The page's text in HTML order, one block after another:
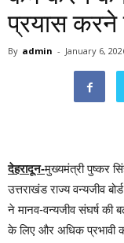
प्रयास करने
By admin - January 6,
देहरादून-मुख्यमंत्री पुष्कर
उत्तराखंड राज्य वन्यजीव
ने मानव-वन्यजीव संघर्ष की
के लिए और अधिक प्रभावी